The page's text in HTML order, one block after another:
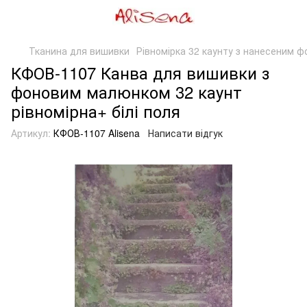
Тканина для вишивки Рівномірка 32 каунту з нанесеним
КФОВ-1107 Канва для вишивки з
фоновим малюнком 32 каунт
рівномірна+ білі поля
Артикул: КФОВ-1107 Alisena Написати відгук